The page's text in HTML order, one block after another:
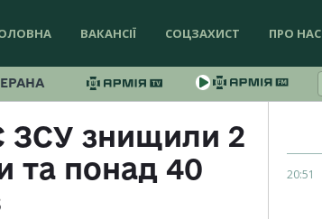
ВАКАНСІЇ СОЦЗАХИСТ ПРО НАС
ЗСУ знищили 2
та понад 40
20:51